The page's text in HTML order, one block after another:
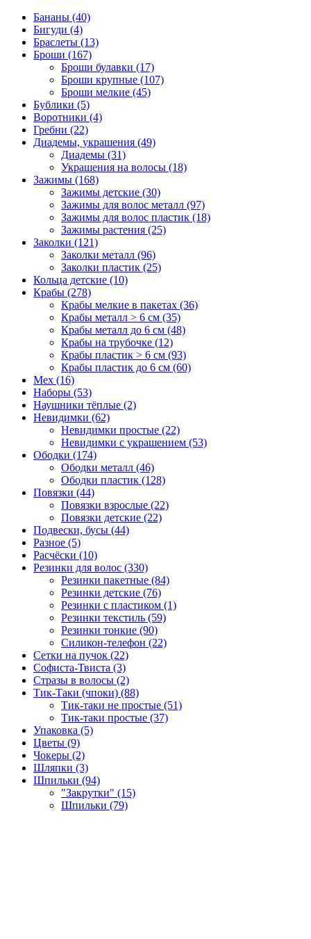
Бананы (40)
Бигуди (4)
Браслеты (13)
Броши (167)
Броши булавки (17)
Броши крупные (107)
Броши мелкие (45)
Бублики (5)
Воротники (4)
Гребни (22)
Диадемы, украшения (49)
Диадемы (31)
Украшения на волосы (18)
Зажимы (168)
Зажимы детские (30)
Зажимы для волос металл (97)
Зажимы для волос пластик (18)
Зажимы растения (25)
Заколки (121)
Заколки металл (96)
Заколки пластик (25)
Кольца детские (10)
Крабы (278)
Крабы мелкие в пакетах (36)
Крабы металл > 6 см (35)
Крабы металл до 6 см (48)
Крабы на трубочке (12)
Крабы пластик > 6 см (93)
Крабы пластик до 6 см (60)
Мех (16)
Наборы (53)
Наушники тёплые (2)
Невидимки (62)
Невидимки простые (22)
Невидимки с украшением (53)
Ободки (174)
Ободки металл (46)
Ободки пластик (128)
Повязки (44)
Повязки взрослые (22)
Повязки детские (22)
Подвески, бусы (44)
Разное (5)
Расчёски (10)
Резинки для волос (330)
Резинки пакетные (84)
Резинки детские (76)
Резинки с пластиком (1)
Резинки текстиль (59)
Резинки тонкие (90)
Силикон-телефон (22)
Сетки на пучок (22)
Софиста-Твиста (3)
Стразы в волосы (2)
Тик-Таки (чпоки) (88)
Тик-таки не простые (51)
Тик-таки простые (37)
Упаковка (5)
Цветы (9)
Чокеры (2)
Шляпки (3)
Шпильки (94)
"Закрутки" (15)
Шпильки (79)